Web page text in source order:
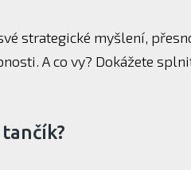
strategické myšlení,
A co vy? Dokážete